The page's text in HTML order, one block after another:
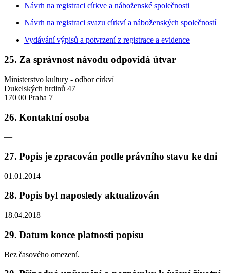
Návrh na registraci církve a náboženské společnosti
Návrh na registraci svazu církví a náboženských společností
Vydávání výpisů a potvrzení z registrace a evidence
25. Za správnost návodu odpovídá útvar
Ministerstvo kultury - odbor církví
Dukelských hrdinů 47
170 00 Praha 7
26. Kontaktní osoba
—
27. Popis je zpracován podle právního stavu ke dni
01.01.2014
28. Popis byl naposledy aktualizován
18.04.2018
29. Datum konce platnosti popisu
Bez časového omezení.